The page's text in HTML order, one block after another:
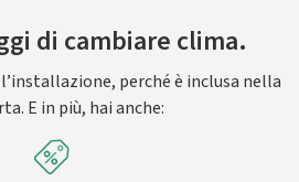
di cambiare clima.
perché è inclusa nella
E in più, hai anche: